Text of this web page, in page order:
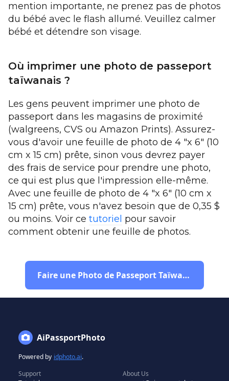
mention importante, ne prenez pas de photos
du bébé avec le flash allumé. Veuillez calmer
bébé et détendre son visage.
Où imprimer une photo de passeport
taïwanais ?
Les gens peuvent imprimer une photo de
passeport dans les magasins de proximité
(walgreens, CVS ou Amazon Prints). Assurez-
vous d'avoir une feuille de photo de 4 "x 6" (10
cm x 15 cm) prête, sinon vous devrez payer
des frais de service pour prendre une photo,
ce qui est plus que l'impression elle-même.
Avec une feuille de photo de 4 "x 6" (10 cm x
15 cm) prête, vous n'avez besoin que de 0,35 $
ou moins. Voir ce tutoriel pour savoir
comment obtenir une feuille de photos.
Faire une Photo de Passeport Taïwanaise
AiPassportPhoto
Powered by idphoto.ai.
Support
About Us